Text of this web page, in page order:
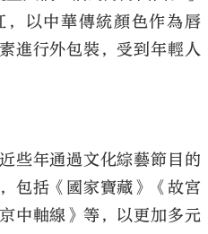
以中華傳統顏色作為唇
進行外包裝，受到年輕人
些年通過文化綜藝節目的
包括《國家寶藏》《故宮
中軸線》等，以更加多元